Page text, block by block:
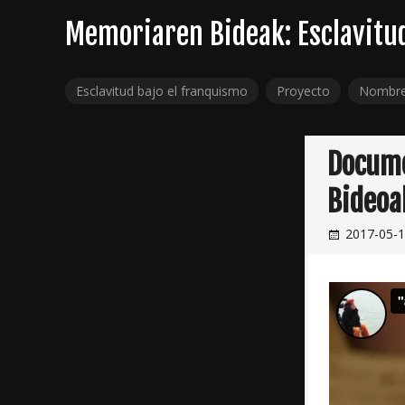
Memoriaren Bideak:
Esclavitud bajo el franquismo Proyecto
2017-05-